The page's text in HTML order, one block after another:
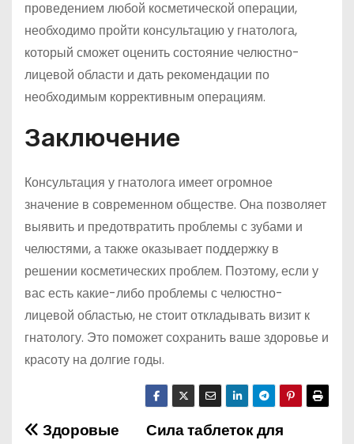
проведением любой косметической операции,
необходимо пройти консультацию у гнатолога,
который сможет оценить состояние челюстно-
лицевой области и дать рекомендации по
необходимым коррективным операциям.
Заключение
Консультация у гнатолога имеет огромное
значение в современном обществе. Она позволяет
выявить и предотвратить проблемы с зубами и
челюстями, а также оказывает поддержку в
решении косметических проблем. Поэтому, если у
вас есть какие-либо проблемы с челюстно-
лицевой областью, не стоит откладывать визит к
гнатологу. Это поможет сохранить ваше здоровье и
красоту на долгие годы.
Н
Сила таблеток для
Здоровые